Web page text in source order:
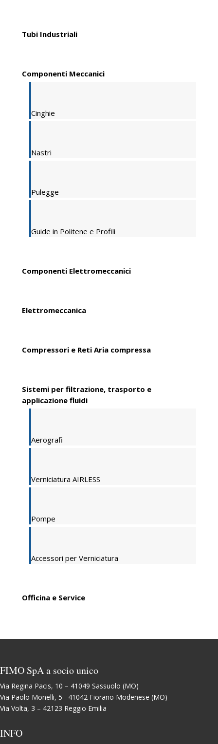
Tubi Industriali
Componenti Meccanici
Cinghie
Nastri
Pulegge
Guide in Politene e Profili
Componenti Elettromeccanici
Elettromeccanica
Compressori e Reti Aria compressa
Sistemi per filtrazione, trasporto e
applicazione fluidi
Aerografi
Verniciatura AIRLESS
Pompe
Accessori per Verniciatura
Officina e Service
FIMO SpA a socio unico
Via Regina Pacis, 10 – 41049 Sassuolo (MO)
Via Paolo Monelli, 5– 41042 Fiorano Modenese (MO)
Via Volta, 3 – 42123 Reggio Emilia
INFO